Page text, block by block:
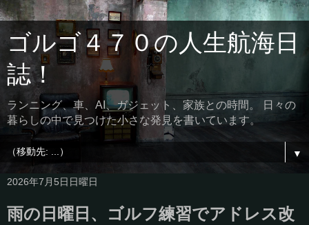
ゴルゴ４７０の人生航海日
誌！
ランニング、車、AI、ガジェット、家族との時間。 日々の
暮らしの中で見つけた小さな発見を書いています。
▼
2026年7月5日日曜日
雨の日曜日、ゴルフ練習でアドレス改